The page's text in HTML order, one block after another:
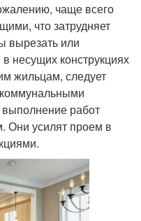
чаще всего
что затрудняет
вырезать или
несущих конструкциях
жильцам, следует
работ
Они усилят проем в